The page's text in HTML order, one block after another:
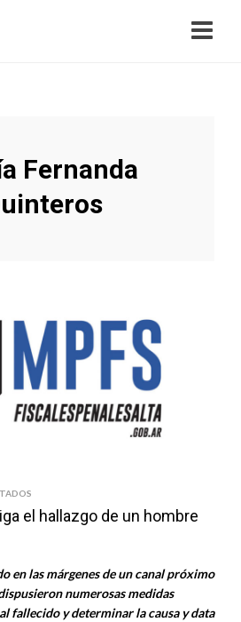
Fernanda
el hallazgo de un hombre
en las márgenes de un canal próximo
numerosas medidas
fallecido y determinar la causa y data